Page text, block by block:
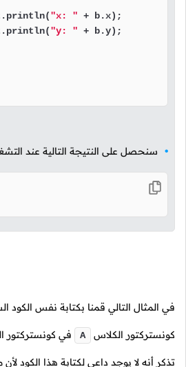
"x: " + b.x);
"y: " + b.y);
سنحصل على النتيجة التالية عند
في المثال التالي قمنا بكتابة نفس الكود
كونستركتور الكلاس A في كونستركتور
تذكر أنه لا يوجد داعي لكتابة هذا الكود